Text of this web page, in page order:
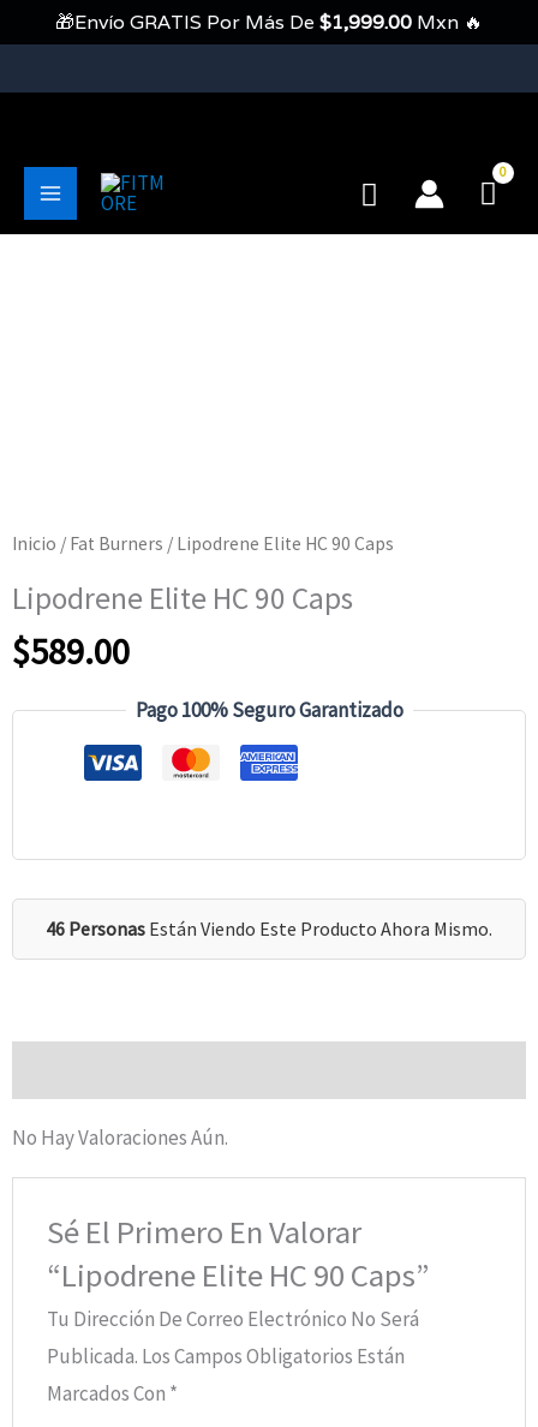
Contenido
Main
Buscar
Inicio / Fat Burners / Lipodrene Elite HC 90 Caps
Lipodrene Elite HC 90 Caps
$589.00
Pago 100% Seguro Garantizado
46 Personas Están Viendo Este Producto Ahora Mismo.
No Hay Valoraciones Aún.
Sé El Primero En Valorar
“Lipodrene Elite HC 90 Caps”
Tu Dirección De Correo Electrónico No Será
Publicada. Los Campos Obligatorios Están
Marcados Con *
🎁Envío GRATIS Por Más De $1,999.00 Mxn 🔥